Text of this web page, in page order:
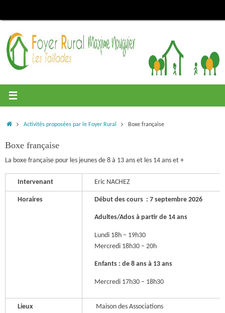
AccueilActivités proposées par le Foyer Rural Boxe française
Boxe française
La boxe française pour les jeunes de 8 à 13 ans et les 14 ans et +
Intervenant Eric NACHEZ
Horaires Début des cours : 7 septembre 2026
Adultes/Ados à partir de 14 ans
Lundi 18h – 19h30
Mercredi 18h30 – 20h
Enfants : de 8 ans à 13 ans
Mercredi 17h30 – 18h30
Lieux Maison des Associations